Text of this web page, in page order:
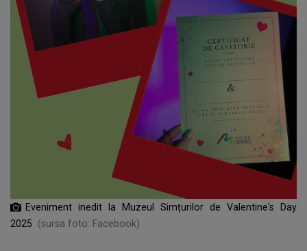
Eveniment inedit la Muzeul Simțurilor de Valentine's Day
2025
(sursa foto: Facebook)